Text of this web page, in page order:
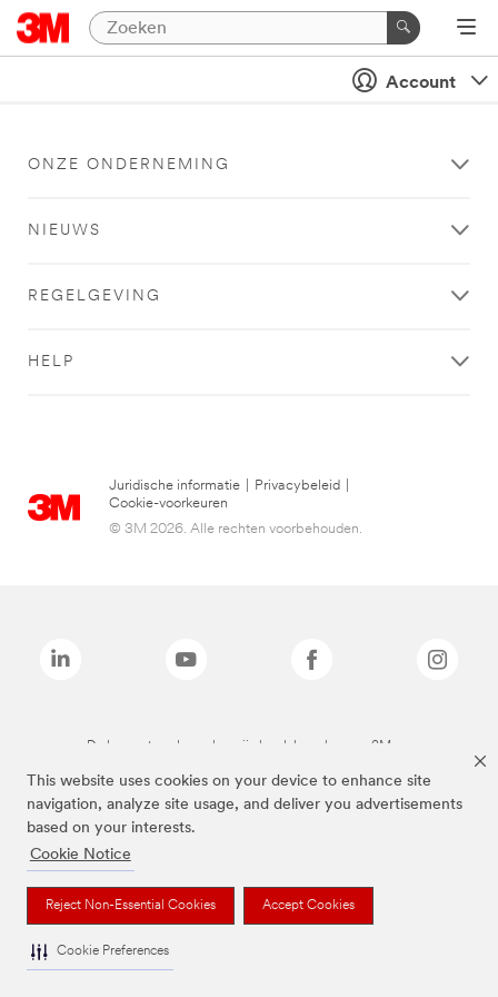
This website uses cookies on your device to enhance site
navigation, analyze site usage, and deliver you advertisements
based on your interests.
Cookie Notice
Reject Non-Essential Cookies Accept Cookies
Cookie Preferences
Account
ONZE ONDERNEMING
NIEUWS
REGELGEVING
HELP
Juridische informatie Privacybeleid
Cookie-voorkeuren
© 3M 2026. Alle rechten voorbehouden.
De bovenstaande merken zijn handelsmerken van 3M.we